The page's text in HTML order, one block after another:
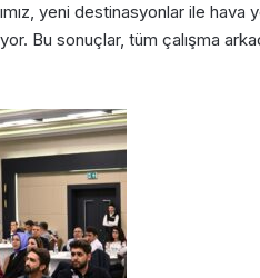
yeni destinasyonlar ile hava
Bu sonuçlar, tüm çalışma